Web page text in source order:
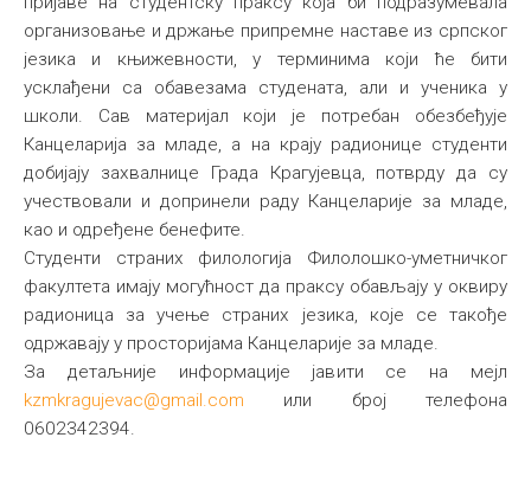
организовање и држање припремне наставе из српског
језика и књижевности, у терминима који ће бити
усклађени са обавезама студената, али и ученика у
школи. Сав материјал који је потребан обезбеђује
Канцеларија за младе, а на крају радионице студенти
добијају захвалнице Града Крагујевца, потврду да су
учествовали и допринели раду Канцеларије за младе,
као и одређене бенефите.
Студенти страних филологија Филолошко-уметничког
факултета имају могућност да праксу обављају у оквиру
радионица за учење страних језика, које се такође
одржавају у просторијама Канцеларије за младе.
За детаљније информације јавити се на мејл
kzmkragujevac@gmail.com или број телефона
0602342394.